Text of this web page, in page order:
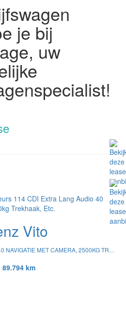
je bij
uw
Vito
114 CDI EXTRA LANG AUDIO 40 NAVIGATIE MET CAMERA, 2500KG TREKHAAK, ETC.
89.794 km